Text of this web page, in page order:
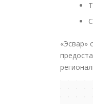
«Эсвар»